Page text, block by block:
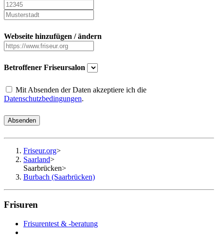
Webseite hinzufügen / ändern
Betroffener Friseursalon
Mit Absenden der Daten akzeptiere ich die
Datenschutzbedingungen.
Absenden
Friseur.org>
Saarland>
Saarbrücken>
Burbach (Saarbrücken)
Frisuren
Frisurentest & -beratung